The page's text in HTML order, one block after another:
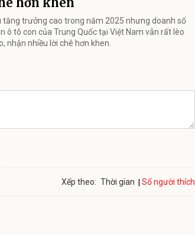
tăng trưởng cao trong năm 2025 nhưng doanh số
ô tô con của Trung Quốc tại Việt Nam vẫn rất lèo
nhận nhiều lời chê hơn khen.
Xếp theo: Thời gian Số người thích